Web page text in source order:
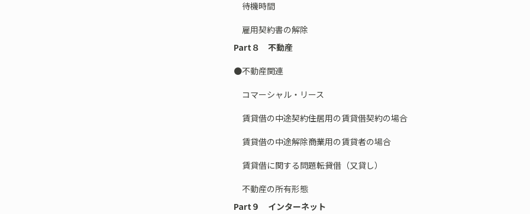
待機時間
雇用契約書の解除
Part８ 不動産
●不動産関連
コマーシャル・リース
賃貸借の中途契約――住居用の賃貸借契約の場合
賃貸借の中途解除――商業用の賃貸者の場合
賃貸借に関する問題――転貸借（又貸し）
不動産の所有形態
Part９ インターネット